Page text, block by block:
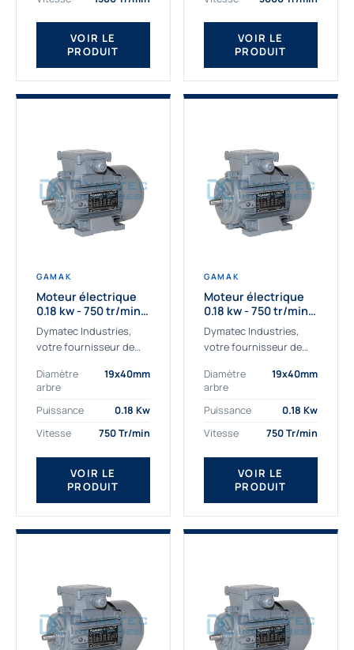
détermination et la
fourniture...
VOIR LE
PRODUIT
Fournisseur Français
des moteurs
électriques Gamak,
nous proposons
exclusivement des...
VOIR LE
PRODUIT
GAMAK
Moteur électrique
0.18 kw - 750 tr/min -
230/400V - IE2
Dymatec Industries,
votre fournisseur de
kw. Dymatec Industries
vous propose le moteur
électrique 0.18 kw, un
qualité Gamak...
Diamètre
arbre
19x40mm
Puissance
0.18 Kw
Vitesse
750 Tr/min
VOIR LE
PRODUIT
GAMAK
Moteur électrique
0.18 kw - 750 tr/min -
230/400V - IE3
Dymatec Industries,
votre fournisseur de
kw. Dymatec Industries
vous propose le moteur
électrique 0.18 kw, un
moteur de qualité...
Diamètre
arbre
19x40mm
Puissance
0.18 Kw
Vitesse
750 Tr/min
VOIR LE
PRODUIT